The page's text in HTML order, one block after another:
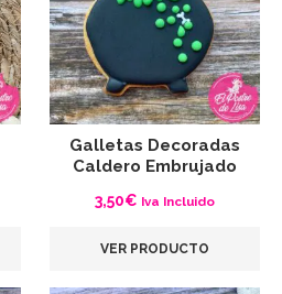
Galletas Decoradas
Caldero Embrujado
3,50€ Iva Incluido
VER PRODUCTO